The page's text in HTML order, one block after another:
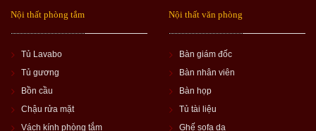
Nội thất phòng tắm
Tủ Lavabo
Tủ gương
Bồn cầu
Chậu rửa mặt
Vách kính phòng tắm
Nội thất văn phòng
Bàn giám đốc
Bàn nhân viên
Bàn họp
Tủ tài liệu
Ghế sofa da